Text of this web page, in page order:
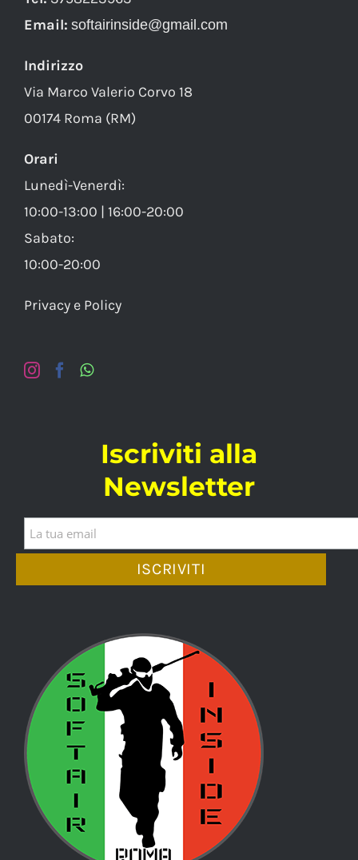
Email: softairinside@gmail.com
Indirizzo
Via Marco Valerio Corvo 18
00174 Roma (RM)
Orari
Lunedì-Venerdì:
10:00-13:00 | 16:00-20:00
Sabato:
10:00-20:00
Privacy e Policy
Iscriviti alla
Newsletter